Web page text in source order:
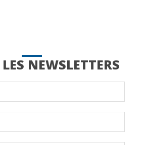
LES NEWSLETTERS